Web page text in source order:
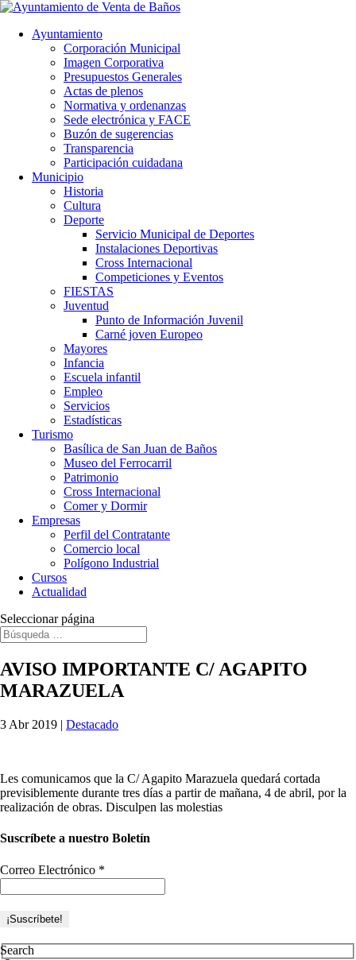
Ayuntamiento
Corporación Municipal
Imagen Corporativa
Presupuestos Generales
Actas de plenos
Normativa y ordenanzas
Sede electrónica y FACE
Buzón de sugerencias
Transparencia
Participación cuidadana
Municipio
Historia
Cultura
Deporte
Servicio Municipal de Deportes
Instalaciones Deportivas
Cross Internacional
Competiciones y Eventos
FIESTAS
Juventud
Punto de Información Juvenil
Carné joven Europeo
Mayores
Infancia
Escuela infantil
Empleo
Servicios
Estadísticas
Turismo
Basílica de San Juan de Baños
Museo del Ferrocarril
Patrimonio
Cross Internacional
Comer y Dormir
Empresas
Perfil del Contratante
Comercio local
Polígono Industrial
Cursos
Actualidad
Seleccionar página
AVISO IMPORTANTE C/ AGAPITO
MARAZUELA
3 Abr 2019 | Destacado
Les comunicamos que la C/ Agapito Marazuela quedará cortada
previsiblemente durante tres días a partir de mañana, 4 de abril, por la
realización de obras. Disculpen las molestias
Suscríbete a nuestro Boletín
Correo Electrónico *
Search